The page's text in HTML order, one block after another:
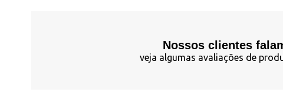
Nossos clientes
veja algumas avaliações de